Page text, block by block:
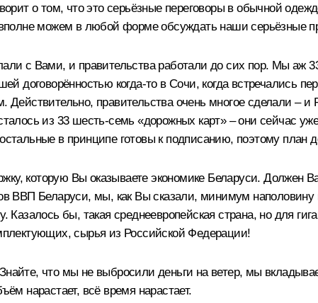
о том, что это серьёзные переговоры в обычной
можем в любой форме обсуждать наши серьёзные
с Вами, и правительства работали до сих пор. Мы аж
договорённостью когда-то в Сочи, когда встречались
Действительно, правительства очень многое сделали –
из 33 шесть-семь «дорожных карт» – они сейчас
в принципе готовы к подписанию, поэтому план
которую Вы оказываете экономике Беларуси.
ВВП Беларуси, мы, как Вы сказали, минимум
Казалось бы, такая среднеевропейская страна, но для
сырья из Российской Федерации!
что мы не выбросили деньги на ветер, мы
нарастает, всё время нарастает.